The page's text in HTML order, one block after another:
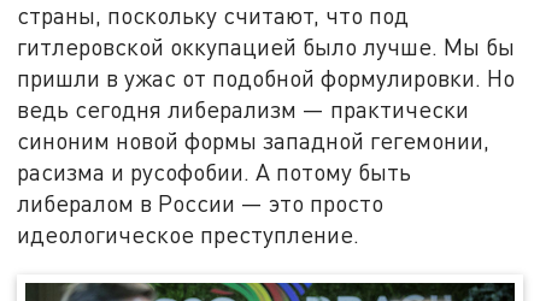
страны, поскольку считают, что под
гитлеровской оккупацией было лучше. Мы бы
пришли в ужас от подобной формулировки. Но
ведь сегодня либерализм — практически
синоним новой формы западной гегемонии,
расизма и русофобии. А потому быть
либералом в России — это просто
идеологическое преступление.